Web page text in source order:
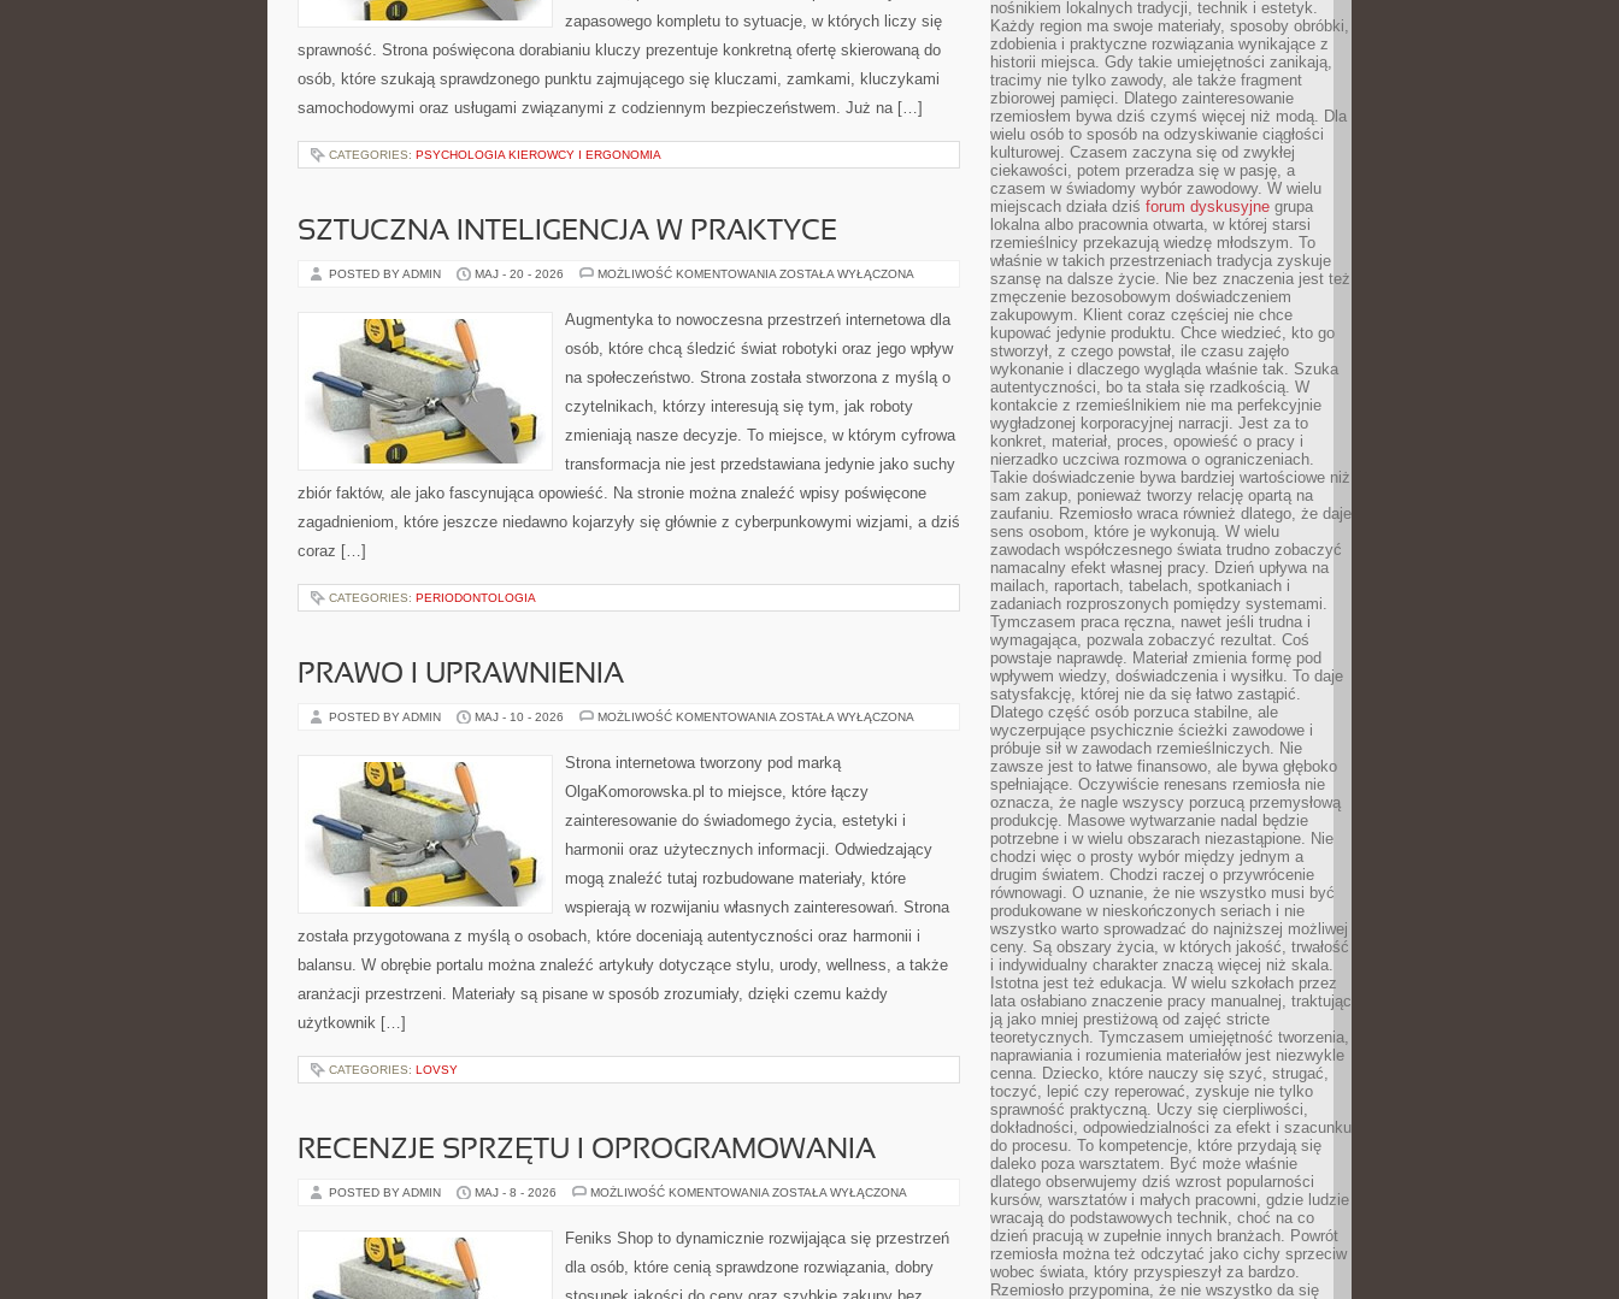
zapasowego kompletu to sytuacje, w których liczy się
sprawność. Strona poświęcona dorabianiu kluczy prezentuje konkretną ofertę skierowaną do
osób, które szukają sprawdzonego punktu zajmującego się kluczami, zamkami, kluczykami
samochodowymi oraz usługami związanymi z codziennym bezpieczeństwem. Już na […]
CATEGORIES: PSYCHOLOGIA KIEROWCY I ERGONOMIA
SZTUCZNA INTELIGENCJA W PRAKTYCE
POSTED BY ADMIN MAJ - 20 - 2026 MOŻLIWOŚĆ KOMENTOWANIA SZTUCZNA
PRAKTYCE
ZOSTAŁA WYŁĄCZONA
Augmentyka to nowoczesna przestrzeń internetowa dla
osób, które chcą śledzić świat robotyki oraz jego wpływ
na społeczeństwo. Strona została stworzona z myślą o
czytelnikach, którzy interesują się tym, jak roboty
zmieniają nasze decyzje. To miejsce, w którym cyfrowa
transformacja nie jest przedstawiana jedynie jako suchy
zbiór faktów, ale jako fascynująca opowieść. Na stronie można znaleźć wpisy poświęcone
zagadnieniom, które jeszcze niedawno kojarzyły się głównie z cyberpunkowymi wizjami, a dziś
coraz […]
CATEGORIES: PERIODONTOLOGIA
PRAWO I UPRAWNIENIA
POSTED BY ADMIN MAJ - 10 - 2026 MOŻLIWOŚĆ KOMENTOWANIA PRAWO
ZOSTAŁA WYŁĄCZONA
Strona internetowa tworzony pod marką
OlgaKomorowska.pl to miejsce, które łączy
zainteresowanie do świadomego życia, estetyki i
harmonii oraz użytecznych informacji. Odwiedzający
mogą znaleźć tutaj rozbudowane materiały, które
wspierają w rozwijaniu własnych zainteresowań. Strona
została przygotowana z myślą o osobach, które doceniają autentyczności oraz harmonii i
balansu. W obrębie portalu można znaleźć artykuły dotyczące stylu, urody, wellness, a także
aranżacji przestrzeni. Materiały są pisane w sposób zrozumiały, dzięki czemu każdy
użytkownik […]
CATEGORIES: LOVSY
RECENZJE SPRZĘTU I OPROGRAMOWANIA
POSTED BY ADMIN MAJ - 8 - 2026 MOŻLIWOŚĆ KOMENTOWANIA RECENZJE
OPROGRAMOWANIA
ZOSTAŁA WYŁĄCZONA
Feniks Shop to dynamicznie rozwijająca się przestrzeń
dla osób, które cenią sprawdzone rozwiązania, dobry
nośnikiem lokalnych tradycji, technik i estetyk.
Każdy region ma swoje materiały, sposoby obróbki,
zdobienia i praktyczne rozwiązania wynikające z
historii miejsca. Gdy takie umiejętności zanikają,
tracimy nie tylko zawody, ale także fragment
zbiorowej pamięci. Dlatego zainteresowanie
rzemiosłem bywa dziś czymś więcej niż modą. Dla
wielu osób to sposób na odzyskiwanie ciągłości
kulturowej. Czasem zaczyna się od zwykłej
ciekawości, potem przeradza się w pasję, a
czasem w świadomy wybór zawodowy. W wielu
miejscach działa dziś forum dyskusyjne grupa
lokalna albo pracownia otwarta, w której starsi
rzemieślnicy przekazują wiedzę młodszym. To
właśnie w takich przestrzeniach tradycja zyskuje
szansę na dalsze życie. Nie bez znaczenia jest też
zmęczenie bezosobowym doświadczeniem
zakupowym. Klient coraz częściej nie chce
kupować jedynie produktu. Chce wiedzieć, kto go
stworzył, z czego powstał, ile czasu zajęło
wykonanie i dlaczego wygląda właśnie tak. Szuka
autentyczności, bo ta stała się rzadkością. W
kontakcie z rzemieślnikiem nie ma perfekcyjnie
wygładzonej korporacyjnej narracji. Jest za to
konkret, materiał, proces, opowieść o pracy i
nierzadko uczciwa rozmowa o ograniczeniach.
Takie doświadczenie bywa bardziej wartościowe niż
sam zakup, ponieważ tworzy relację opartą na
zaufaniu. Rzemiosło wraca również dlatego, że daje
sens osobom, które je wykonują. W wielu
zawodach współczesnego świata trudno zobaczyć
namacalny efekt własnej pracy. Dzień upływa na
mailach, raportach, tabelach, spotkaniach i
zadaniach rozproszonych pomiędzy systemami.
Tymczasem praca ręczna, nawet jeśli trudna i
wymagająca, pozwala zobaczyć rezultat. Coś
powstaje naprawdę. Materiał zmienia formę pod
wpływem wiedzy, doświadczenia i wysiłku. To daje
satysfakcję, której nie da się łatwo zastąpić.
Dlatego część osób porzuca stabilne, ale
wyczerpujące psychicznie ścieżki zawodowe i
próbuje sił w zawodach rzemieślniczych. Nie
zawsze jest to łatwe finansowo, ale bywa głęboko
spełniające. Oczywiście renesans rzemiosła nie
oznacza, że nagle wszyscy porzucą przemysłową
produkcję. Masowe wytwarzanie nadal będzie
potrzebne i w wielu obszarach niezastąpione. Nie
chodzi więc o prosty wybór między jednym a
drugim światem. Chodzi raczej o przywrócenie
równowagi. O uznanie, że nie wszystko musi być
produkowane w nieskończonych seriach i nie
wszystko warto sprowadzać do najniższej możliwej
ceny. Są obszary życia, w których jakość, trwałość
i indywidualny charakter znaczą więcej niż skala.
Istotna jest też edukacja. W wielu szkołach przez
lata osłabiano znaczenie pracy manualnej, traktując
ją jako mniej prestiżową od zajęć stricte
teoretycznych. Tymczasem umiejętność tworzenia,
naprawiania i rozumienia materiałów jest niezwykle
cenna. Dziecko, które nauczy się szyć, strugać,
toczyć, lepić czy reperować, zyskuje nie tylko
sprawność praktyczną. Uczy się cierpliwości,
dokładności, odpowiedzialności za efekt i szacunku
do procesu. To kompetencje, które przydają się
daleko poza warsztatem. Być może właśnie
dlatego obserwujemy dziś wzrost popularności
kursów, warsztatów i małych pracowni, gdzie ludzie
wracają do podstawowych technik, choć na co
dzień pracują w zupełnie innych branżach. Powrót
rzemiosła można też odczytać jako cichy sprzeciw
wobec świata, który przyspieszył za bardzo.
Rzemiosło przypomina, że nie wszystko da się